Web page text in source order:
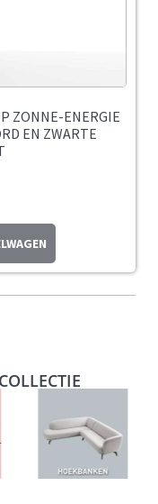
ZONNE-ENERGIE
EN ZWARTE